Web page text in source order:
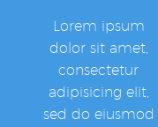
Lorem ipsum
dolor sit amet,
consectetur
adipisicing elit,
sed do eiusmod